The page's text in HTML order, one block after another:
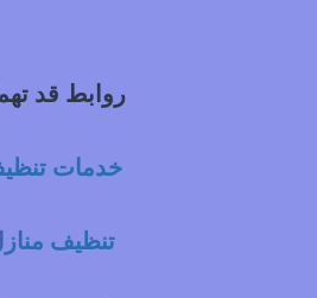
روابط قد
خدمات
تنظيف